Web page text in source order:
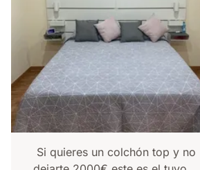
Si quieres un colchón top y no